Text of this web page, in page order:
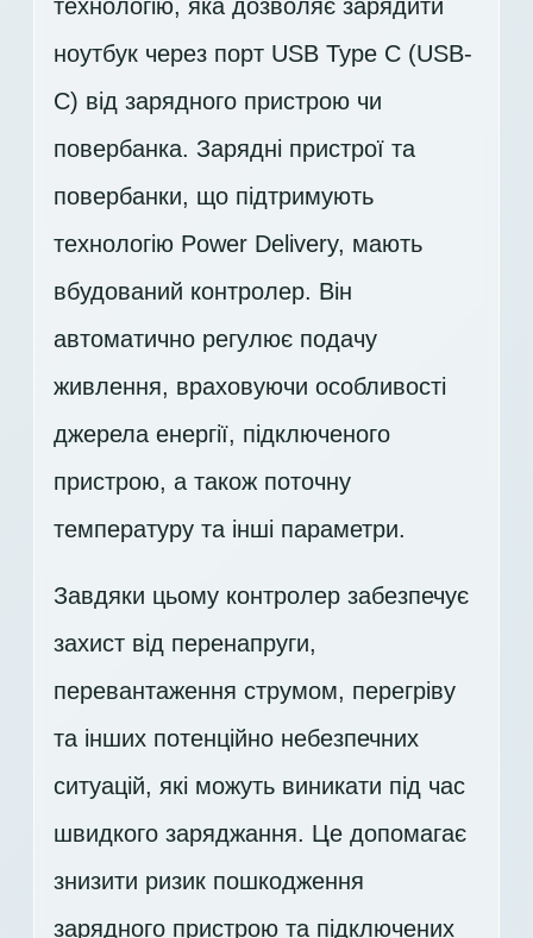
технологію, яка дозволяє зарядити
ноутбук через порт USB Type C (USB-
C) від зарядного пристрою чи
повербанка. Зарядні пристрої та
повербанки, що підтримують
технологію Power Delivery, мають
вбудований контролер. Він
автоматично регулює подачу
живлення, враховуючи особливості
джерела енергії, підключеного
пристрою, а також поточну
температуру та інші параметри.
Завдяки цьому контролер забезпечує
захист від перенапруги,
перевантаження струмом, перегріву
та інших потенційно небезпечних
ситуацій, які можуть виникати під час
швидкого заряджання. Це допомагає
знизити ризик пошкодження
зарядного пристрою та підключених